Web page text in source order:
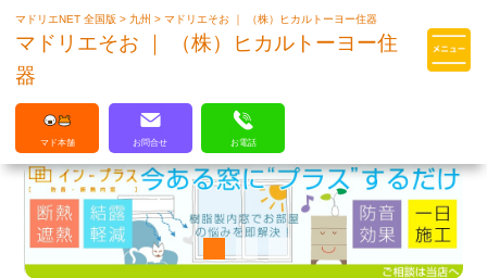
マドリエはLIXILの厳しい基準を
クリアした住まいのプロ集団です
マドリエNET 全国版> 九州>マドリエそお ｜ （株）ヒカルトーヨー住器
マドリエそお ｜ （株）ヒカルトーヨー住
器
マド本舗 お問合せ お電話